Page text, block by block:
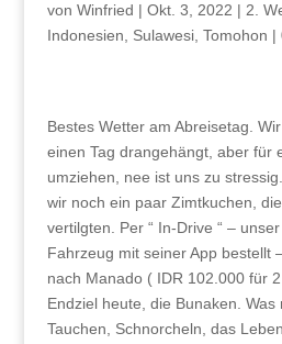
von Winfried | Okt. 3, 2022 | 2.
Indonesien
Sulawesi, Tomohon |
Bestes Wetter am Abreisetag.
einen Tag drangehängt, aber für
umziehen, nee ist uns zu
wir noch ein paar Zimtkuchen,
vertilgten. Per “ In-Drive “ –
Fahrzeug mit seiner App bestellt
nach Manado ( IDR 102.000 für
Endziel heute, die Bunaken.
Tauchen, Schnorcheln, das